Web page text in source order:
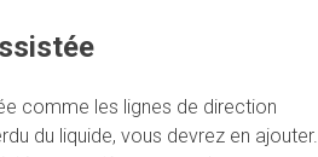
comme les lignes de direction
du liquide, vous devrez en ajouter.